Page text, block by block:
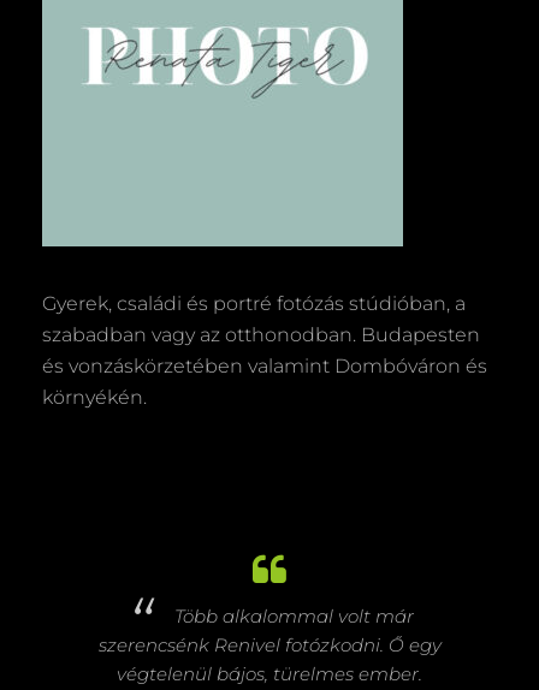
Gyerek, családi és portré fotózás stúdióban, a
szabadban vagy az otthonodban. Budapesten
és vonzáskörzetében valamint Dombóváron és
környékén.
Több alkalommal volt már
szerencsénk Renivel fotózkodni. Ő egy
végtelenül bájos, türelmes ember.